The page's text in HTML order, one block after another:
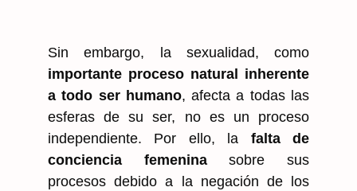
Sin embargo, la sexualidad, como
importante proceso natural inherente
a todo ser humano, afecta a todas las
esferas de su ser, no es un proceso
independiente. Por ello, la falta de
conciencia femeninasobre sus
procesos debido a la negación de los